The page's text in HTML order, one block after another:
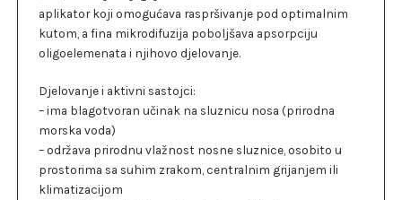
aplikator koji omogućava raspršivanje pod optimalnim
kutom, a fina mikrodifuzija poboljšava apsorpciju
oligoelemenata i njihovo djelovanje.
Djelovanje i aktivni sastojci:
– ima blagotvoran učinak na sluznicu nosa (prirodna
morska voda)
– održava prirodnu vlažnost nosne sluznice, osobito u
prostorima sa suhim zrakom, centralnim grijanjem ili
klimatizacijom